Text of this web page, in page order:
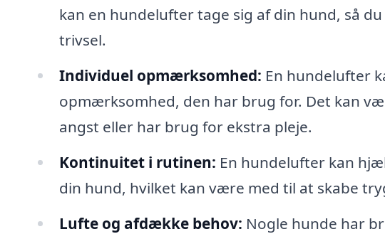
kan en hundelufter tage sig af din hund, så
trivsel.
Individuel opmærksomhed: En hundelufter
opmærksomhed, den har brug for. Det kan
angst eller har brug for ekstra pleje.
Kontinuitet i rutinen: En hundelufter kan
din hund, hvilket kan være med til at skabe
Lufte og afdække behov: Nogle hunde har